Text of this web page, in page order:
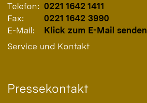
Telefon: 0221 1642 1411
Fax:
0221 1642 3990
E-Mail:
Klick zum E-Mail senden
Service und Kontakt
Pressekontakt